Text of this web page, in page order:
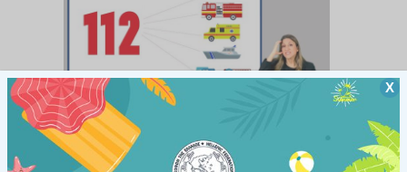
112 – Προσβάσιμη καμπάνια Υπουργείου
Κλιματικής Κρίσης και Πολιτικής
Χ